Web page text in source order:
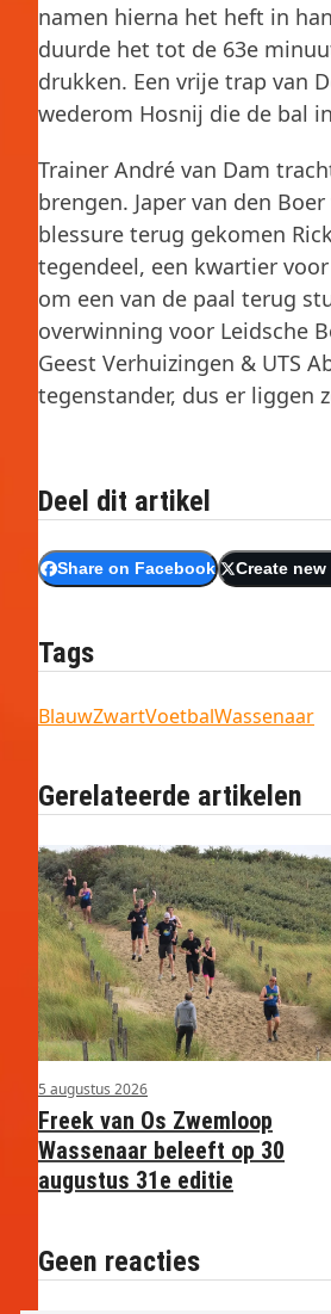
namen hierna het heft in
duurde het tot de 63e
drukken. Een vrije trap van
wederom Hosnij die de bal
Trainer André van Dam
brengen. Japer van den
blessure terug gekomen
tegendeel, een kwartier
om een van de paal terug
overwinning voor Leidsche
Geest Verhuizingen & UTS
tegenstander, dus er liggen
Deel dit artikel
Share on Facebook Create
Tags
BlauwZwartVoetbalWassenaar
Gerelateerde artikelen
5 augustus 2026
Freek van Os Zwemloop
Wassenaar beleeft op 30
augustus 31e editie
Geen reacties